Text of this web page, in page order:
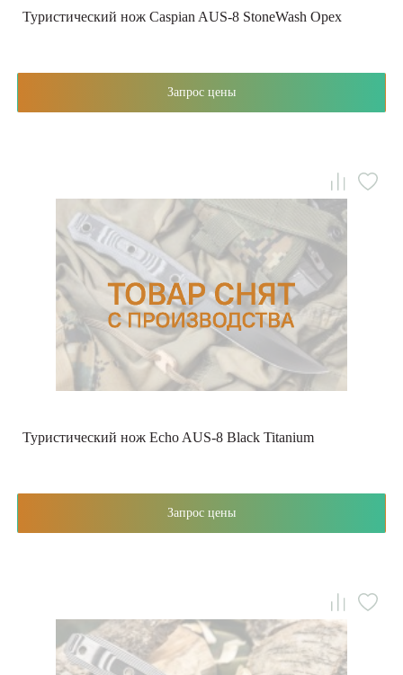
Туристический нож Caspian AUS-8 StoneWash Орех
Запрос цены
Туристический нож Echo AUS-8 Black Titanium
Запрос цены